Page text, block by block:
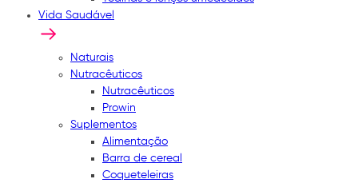
Vida Saudável
Naturais
Nutracêuticos
Nutracêuticos
Prowin
Suplementos
Alimentação
Barra de cereal
Coqueteleiras